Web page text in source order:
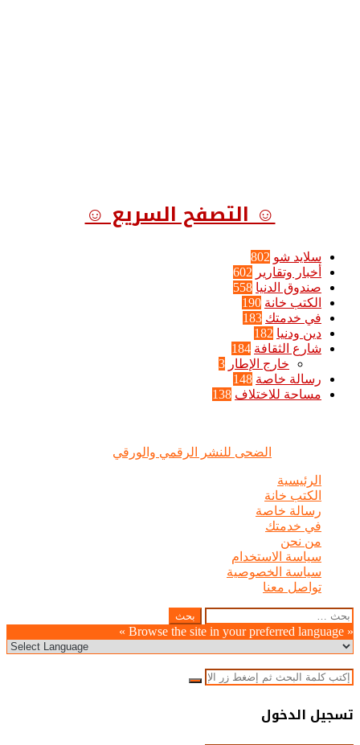
☺ التصفح السريع ☺
سلايد شو 802
أخبار وتقارير 602
صندوق الدنيا 558
الكتب خانة 190
في خدمتك 183
دين ودنيا 182
شارع الثقافة 184
خارج الإطار 3
رسالة خاصة 148
مساحة للاختلاف 138
الضحى للنشر الرقمي والورقي
الرئيسية
الكتب خانة
رسالة خاصة
في خدمتك
من نحن
سياسة الاستخدام
سياسة الخصوصية
تواصل معنا
Facebook
Twitter
LinkedIn
Pinterest
Odnoklassniki
Pocket
WhatsApp
Telegram
Viber
زر
الذهاب
إلى
إغلاق
البحث
عن:
« Browse the site in your preferred language »
إغلاق
بحث
إغلاق
تسجيل الدخول